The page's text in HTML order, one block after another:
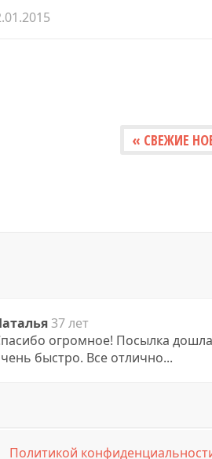
« СВЕЖИЕ
37 лет
огромное! Посылка дошла
быстро. Все отлично...
Политикой